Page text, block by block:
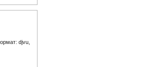
djvu,